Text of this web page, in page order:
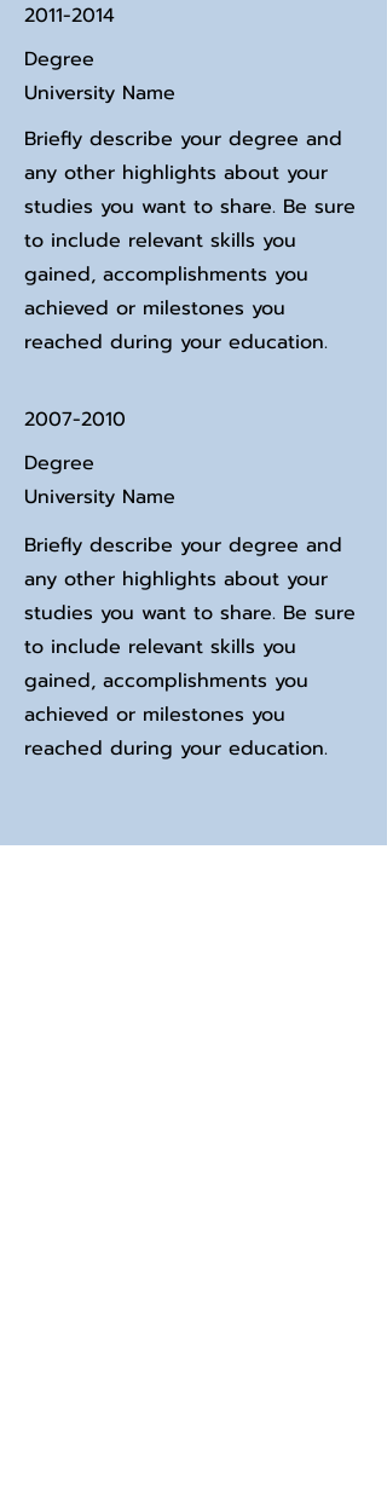
2011-2014
Degree
University Name
Briefly describe your degree and
any other highlights about your
studies you want to share. Be sure
to include relevant skills you
gained, accomplishments you
achieved or milestones you
reached during your education.
2007-2010
Degree
University Name
Briefly describe your degree and
any other highlights about your
studies you want to share. Be sure
to include relevant skills you
gained, accomplishments you
achieved or milestones you
reached during your education.